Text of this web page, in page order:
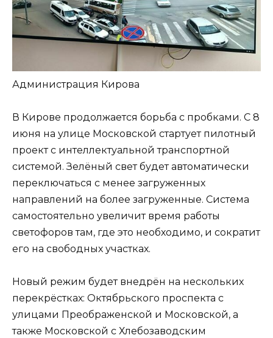
Администрация Кирова
В Кирове продолжается борьба с пробками. С 8
июня на улице Московской стартует пилотный
проект с интеллектуальной транспортной
системой. Зелёный свет будет автоматически
переключаться с менее загруженных
направлений на более загруженные. Система
самостоятельно увеличит время работы
светофоров там, где это необходимо, и сократит
его на свободных участках.
Новый режим будет внедрён на нескольких
перекрёстках: Октябрьского проспекта с
улицами Преображенской и Московской, а
также Московской с Хлебозаводским